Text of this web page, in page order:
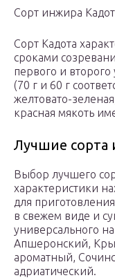
Сорт инжира
Сорт Кадота
сроками
первого и второго
(70 г и 60 г
желтовато-
красная мякоть
Лучшие сорта
Выбор лучшего
характеристики
для
в свежем виде и
универсального
Апшеронский,
ароматный,
адриатический.